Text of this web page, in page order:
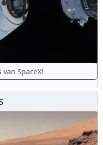
SpaceX!